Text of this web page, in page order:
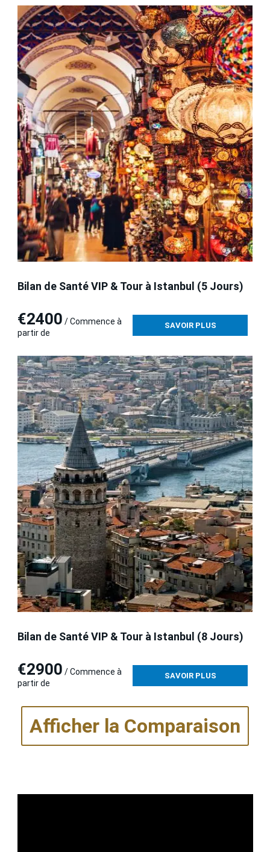
Bilan de Santé VIP & Tour à Istanbul (5 Jours)
€2400 / Commence à
partir de
SAVOIR PLUS
Bilan de Santé VIP & Tour à Istanbul (8 Jours)
€2900 / Commence à
partir de
SAVOIR PLUS
Afficher la Comparaison